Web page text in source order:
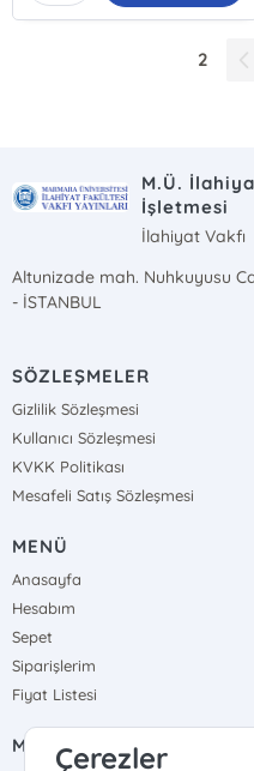
2
M.Ü.
İşletmesi
İlahiyat Vakfı
Altunizade mah. Nuhkuyusu
- İSTANBUL
SÖZLEŞMELER
Gizlilik Sözleşmesi
Kullanıcı Sözleşmesi
KVKK Politikası
Mesafeli Satış Sözleşmesi
MENÜ
Anasayfa
Hesabım
Sepet
Siparişlerim
Fiyat Listesi
MÜŞTERİ HİZMETLERİ
Çerezler